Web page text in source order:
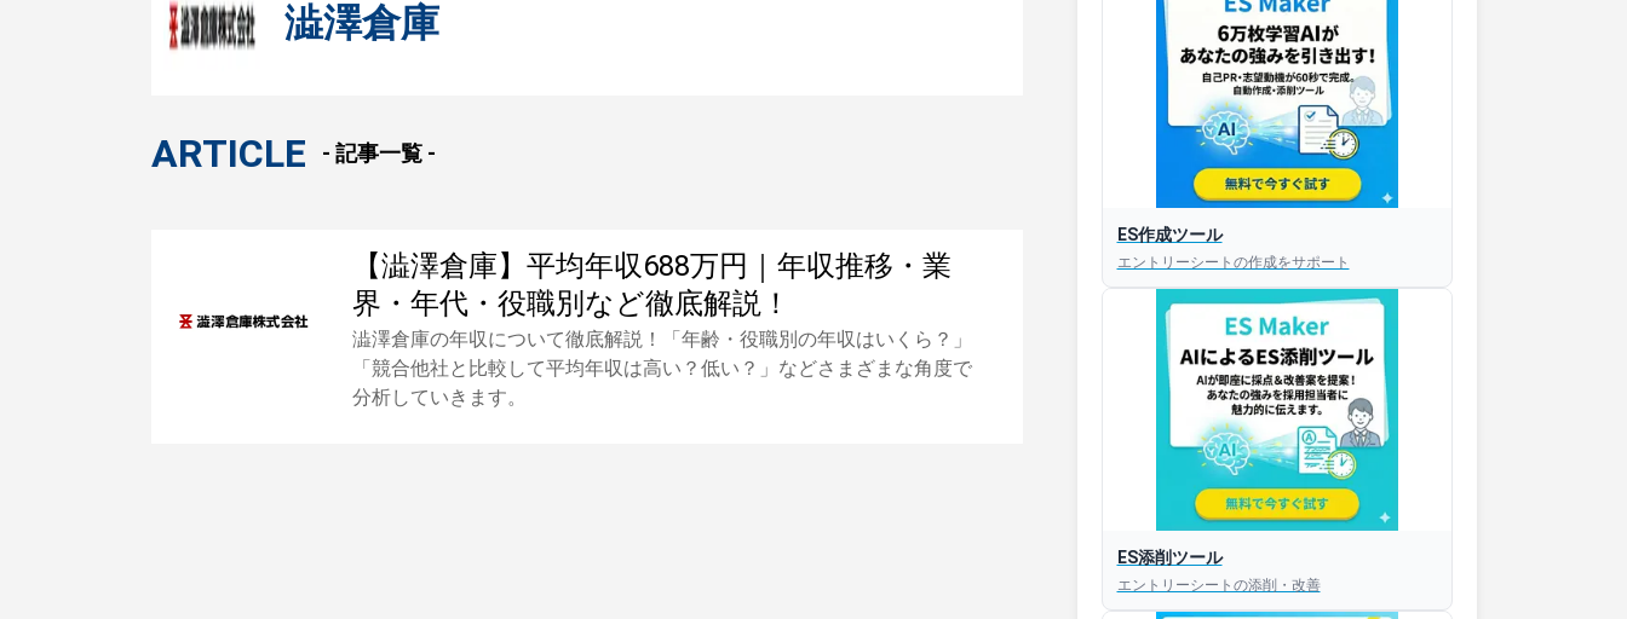
澁澤倉庫
ARTICLE - 記事一覧 -
【澁澤倉庫】平均年収688万円｜年収推移・業
界・年代・役職別など徹底解説！
澁澤倉庫の年収について徹底解説！「年齢・役職別の年収はいくら？」
「競合他社と比較して平均年収は高い？低い？」などさまざまな角度で
分析していきます。
ES作成ツール
エントリーシートの作成をサポート
ES添削ツール
エントリーシートの添削・改善